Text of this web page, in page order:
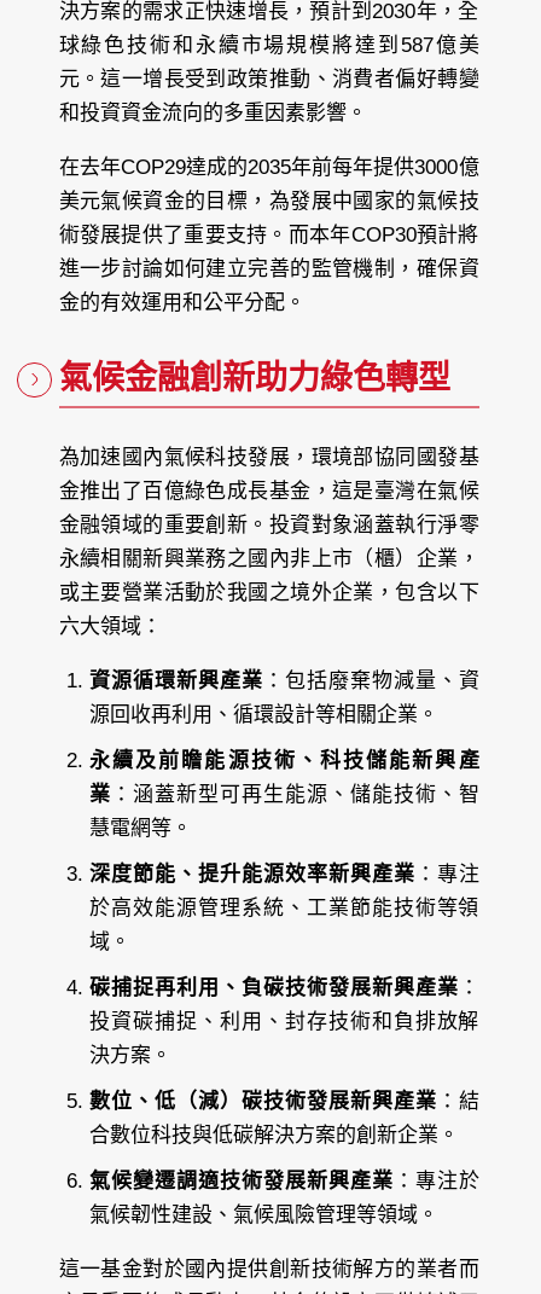
決方案的需求正快速增長，預計到2030年，全
球綠色技術和永續市場規模將達到587億美
元。這一增長受到政策推動、消費者偏好轉變
和投資資金流向的多重因素影響。
在去年COP29達成的2035年前每年提供3000億
美元氣候資金的目標，為發展中國家的氣候技
術發展提供了重要支持。而本年COP30預計將
進一步討論如何建立完善的監管機制，確保資
金的有效運用和公平分配。
氣候金融創新助力綠色轉型
為加速國內氣候科技發展，環境部協同國發基
金推出了百億綠色成長基金，這是臺灣在氣候
金融領域的重要創新。投資對象涵蓋執行淨零
永續相關新興業務之國內非上市（櫃）企業，
或主要營業活動於我國之境外企業，包含以下
六大領域：
資源循環新興產業 ：包括廢棄物減量、資
源回收再利用、循環設計等相關企業。
永續及前瞻能源技術、科技儲能新興產
業 ：涵蓋新型可再生能源、儲能技術、智
慧電網等。
深度節能、提升能源效率新興產業 ：專注
於高效能源管理系統、工業節能技術等領
域。
碳捕捉再利用、負碳技術發展新興產業 ：
投資碳捕捉、利用、封存技術和負排放解
決方案。
數位、低（減）碳技術發展新興產業 ：結
合數位科技與低碳解決方案的創新企業。
氣候變遷調適技術發展新興產業 ：專注於
氣候韌性建設、氣候風險管理等領域。
這一基金對於國內提供創新技術解方的業者而